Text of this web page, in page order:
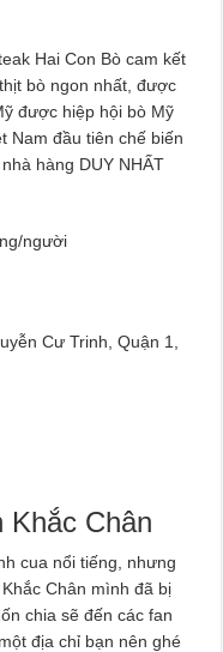
Hai Con Bò cam kết
bò ngon nhất, được
được hiệp hội bò Mỹ
Nam đầu tiên chế biến
hàng DUY NHẤT
người
Cư Trinh, Quận 1,
Khắc Chân
cua nổi tiếng, nhưng
Chân mình đã bị
chia sẽ đến các fan
địa chỉ bạn nên ghé